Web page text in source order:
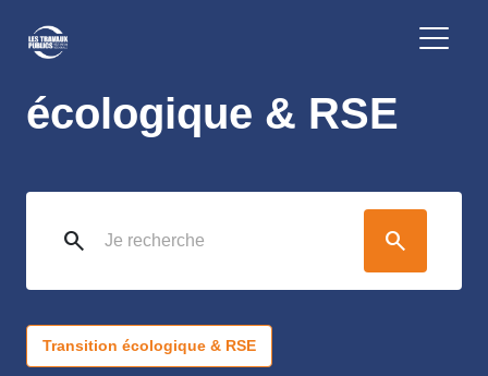
Transition
écologique & RSE
search search
Transition écologique & RSE